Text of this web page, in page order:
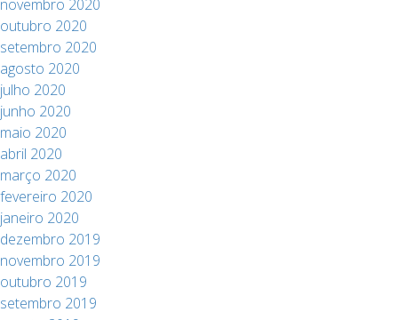
novembro 2020
outubro 2020
setembro 2020
agosto 2020
julho 2020
junho 2020
maio 2020
abril 2020
março 2020
fevereiro 2020
janeiro 2020
dezembro 2019
novembro 2019
outubro 2019
setembro 2019